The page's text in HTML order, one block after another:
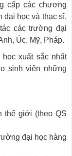
cấp các chương
đại học và thạc sĩ,
các trường đại
Úc, Mỹ, Pháp.
xuất sắc nhất
sinh viên những
thế giới (theo QS
đại học hàng